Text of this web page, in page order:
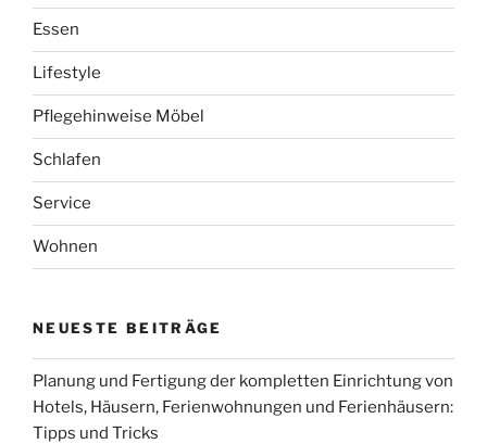
Essen
Lifestyle
Pflegehinweise Möbel
Schlafen
Service
Wohnen
NEUESTE BEITRÄGE
Planung und Fertigung der kompletten Einrichtung von
Hotels, Häusern, Ferienwohnungen und Ferienhäusern:
Tipps und Tricks